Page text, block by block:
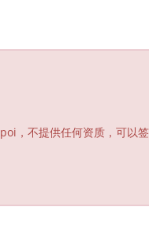
，不提供任何资质，可以